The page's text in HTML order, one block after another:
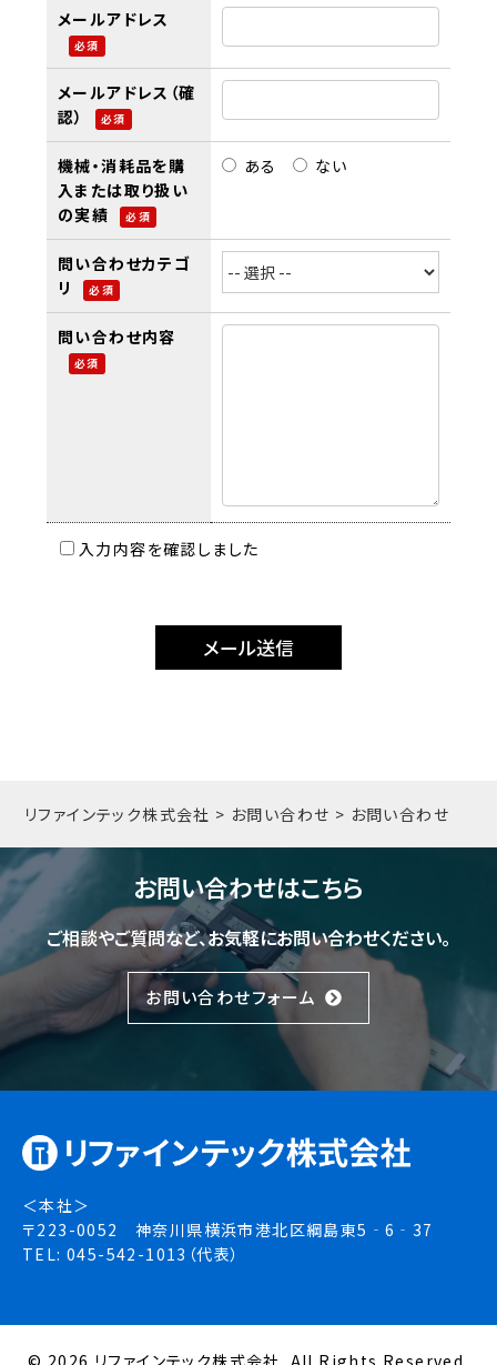
メールアドレス
必須
メールアドレス（確
認）
必須
機械・消耗品を購
入または取り扱い
の実績
必須
ある ない
問い合わせカテゴ
リ
必須
問い合わせ内容
必須
入力内容を確認しました
リファインテック株式会社 > お問い合わせ > お問い合わせ
お問い合わせはこちら
ご相談やご質問など、お気軽にお問い合わせください。
お問い合わせフォーム
＜本社＞
〒223-0052 神奈川県横浜市港北区綱島東5‐6‐37
TEL: 045-542-1013（代表）